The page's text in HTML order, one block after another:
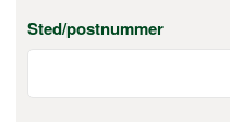
Sted/postnummer